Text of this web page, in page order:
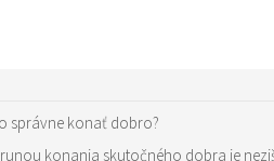
správne konať dobro?
konania skutočného dobra je